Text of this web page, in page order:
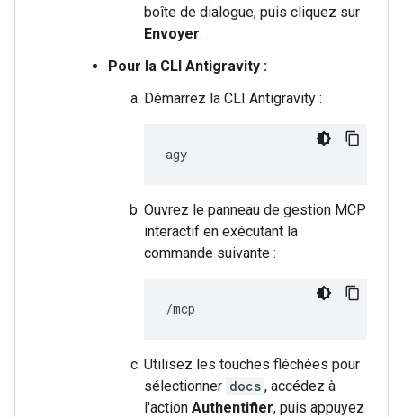
boîte de dialogue, puis cliquez sur
Envoyer.
Pour la CLI Antigravity :
Démarrez la CLI Antigravity :
Ouvrez le panneau de gestion MCP
interactif en exécutant la
commande suivante :
Utilisez les touches fléchées pour
sélectionner docs , accédez à
l'action Authentifier, puis appuyez